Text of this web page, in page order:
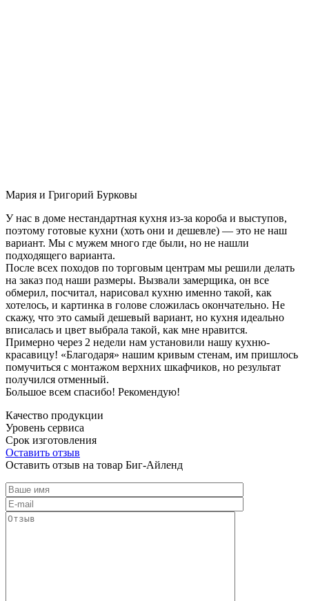
Мария и Григорий Бурковы
У нас в доме нестандартная кухня из-за короба и выступов,
поэтому готовые кухни (хоть они и дешевле) — это не наш
вариант. Мы с мужем много где были, но не нашли
подходящего варианта.
После всех походов по торговым центрам мы решили делать
на заказ под наши размеры. Вызвали замерщика, он все
обмерил, посчитал, нарисовал кухню именно такой, как
хотелось, и картинка в голове сложилась окончательно. Не
скажу, что это самый дешевый вариант, но кухня идеально
вписалась и цвет выбрала такой, как мне нравится.
Примерно через 2 недели нам установили нашу кухню-
красавицу! «Благодаря» нашим кривым стенам, им пришлось
помучиться с монтажом верхних шкафчиков, но результат
получился отменный.
Большое всем спасибо! Рекомендую!
Качество продукции
Уровень сервиса
Срок изготовления
Оставить отзыв
Оставить отзыв на товар Биг-Айленд